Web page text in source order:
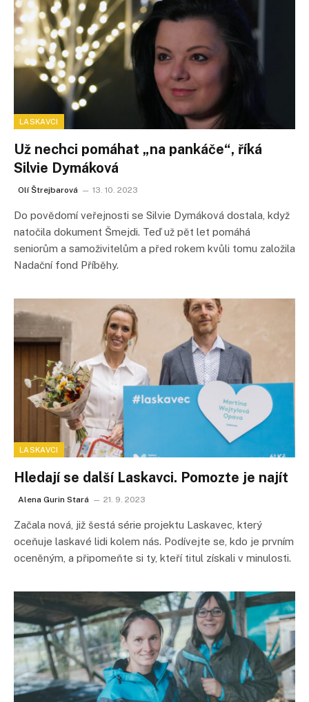
LASKAVCI
Už nechci pomáhat „na pankáče“, říká
Silvie Dymáková
Olí Štrejbarová 13. 10. 2023
Do povědomí veřejnosti se Silvie Dymáková dostala, když
natočila dokument Šmejdi. Teď už pět let pomáhá
seniorům a samoživitelům a před rokem kvůli tomu založila
Nadační fond Příběhy.
LASKAVCI
Hledají se další Laskavci. Pomozte je najít
Alena Gurin Stará 21. 9. 2023
Začala nová, již šestá série projektu Laskavec, který
oceňuje laskavé lidi kolem nás. Podívejte se, kdo je prvním
oceněným, a připomeňte si ty, kteří titul získali v minulosti.